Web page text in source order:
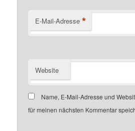
E-Mail-Adresse *
Website
Name, E-Mail-Adresse und
für meinen nächsten Kommentar